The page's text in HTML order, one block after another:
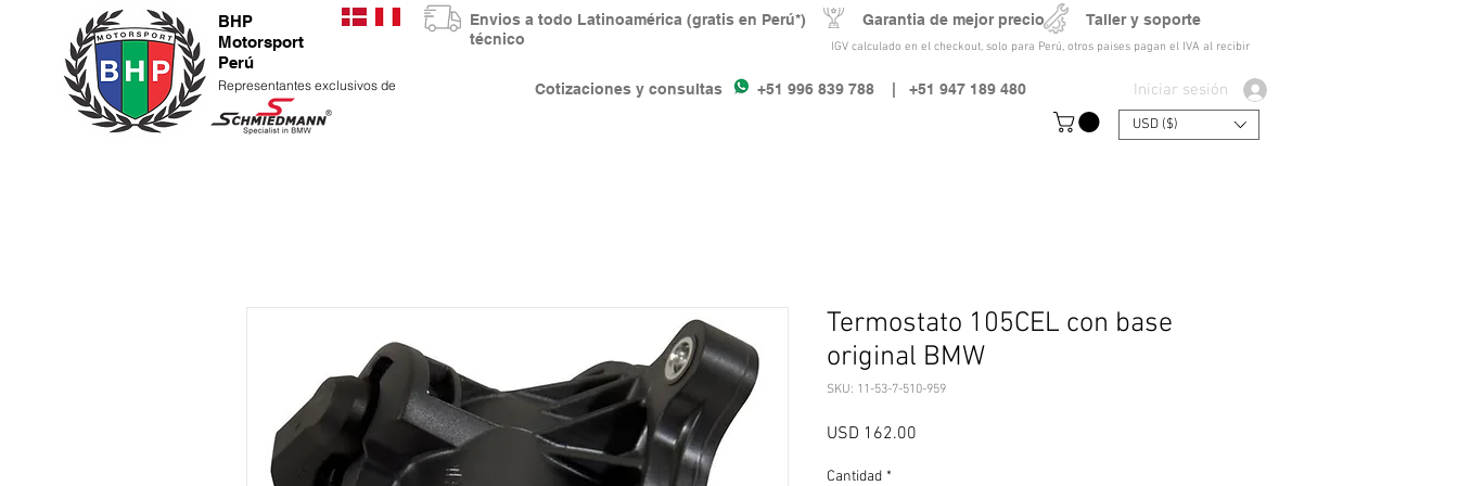
IGV calculado en el checkout, solo para Perú, otros paises pagan el IVA al recibir
BHP
Motorsport
Perú
Iniciar sesión
Representantes exclusivos de Cotizaciones y consultas +51 996 839 788 | +51 947 189 480
USD ($)
Envios a todo Latinoamérica (gratis en Perú*) Garantia de mejor precio Taller y soporte
técnico
Termostato 105CEL con base
original BMW
SKU: 11-53-7-510-959
USD 162.00
Cantidad *